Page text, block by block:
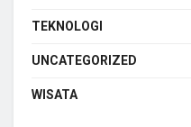
TEKNOLOGI
UNCATEGORIZED
WISATA